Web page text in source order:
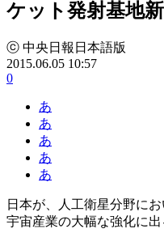
ケット発射基地
ⓒ 中央日報日本語版
2015.06.05 10:57
0
あ
あ
あ
あ
あ
日本が、人工衛星分野に
宇宙産業の大幅な強化に出